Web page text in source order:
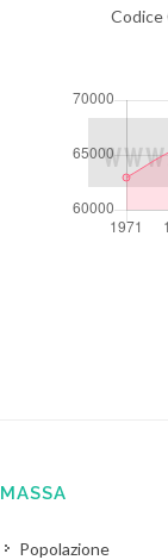
Codice
MASSA
Popolazione